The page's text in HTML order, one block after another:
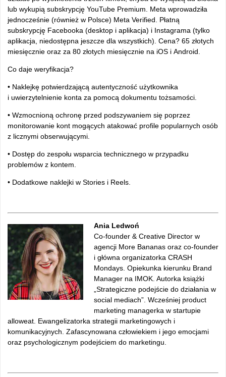
lub wykupią subskrypcję YouTube Premium. Meta wprowadziła
jednocześnie (również w Polsce) Meta Verified. Płatną
subskrypcję Facebooka (desktop i aplikacja) i Instagrama (tylko
aplikacja, niedostępna jeszcze dla wszystkich). Cena? 65 złotych
miesięcznie oraz za 80 złotych miesięcznie na iOS i Android.
Co daje weryfikacja?
• Naklejkę potwierdzającą autentyczność użytkownika
i uwierzytelnienie konta za pomocą dokumentu tożsamości.
• Wzmocnioną ochronę przed podszywaniem się poprzez
monitorowanie kont mogących atakować profile popularnych osób
z licznymi obserwującymi.
• Dostęp do zespołu wsparcia technicznego w przypadku
problemów z kontem.
• Dodatkowe naklejki w Stories i Reels.
Ania Ledwoń
Co-founder & Creative Director w
agencji More Bananas oraz co-founder
i główna organizatorka CRASH
Mondays. Opiekunka kierunku Brand
Manager na IMOK. Autorka książki
„Strategiczne podejście do działania w
social mediach”. Wcześniej product
marketing managerka w startupie
alloweat. Ewangelizatorka strategii marketingowych i
komunikacyjnych. Zafascynowana człowiekiem i jego emocjami
oraz psychologicznym podejściem do marketingu.